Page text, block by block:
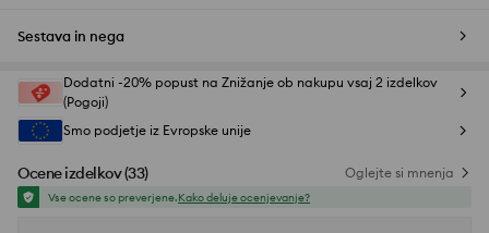
Sestava in nega
Dodatni -20% popust na Znižanje ob nakupu vsaj 2 izdelkov
(Pogoji)
Smo podjetje iz Evropske unije
Ocene izdelkov(33) Oglejte si mnenja
Vse ocene so preverjene.Kako deluje ocenjevanje?